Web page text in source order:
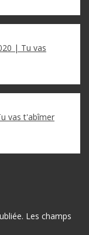
| Tu vas
vas t'abîmer
Les champs